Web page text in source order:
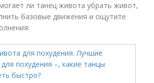
ли танец живота убрать живот,
базовые движения и ощутите